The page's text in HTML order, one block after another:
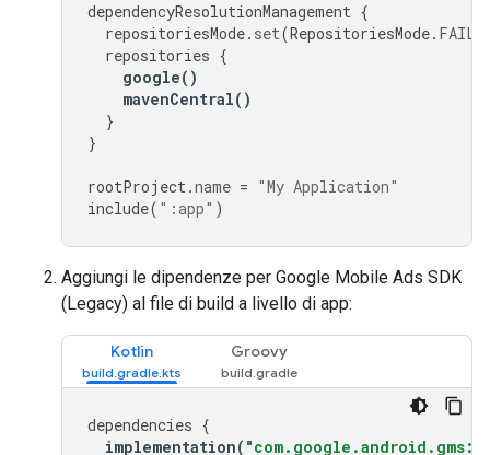
dependencyResolutionManagement {
repositoriesMode. set(RepositoriesMode.
repositories {
google()
mavenCentral()
}
}
rootProject.name = "My Application"
include( ":app" )
Aggiungi le dipendenze per Google Mobile Ads SDK
(Legacy) al file di build a livello di app:
Kotlin Groovy
dependencies {
implementation(